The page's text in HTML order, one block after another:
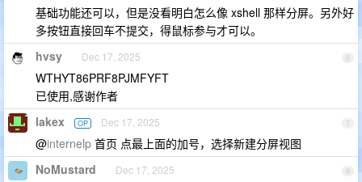
基础功能还可以，但是没看明白怎么像 xshell 那样分屏。另外好
多按钮直接回车不提交，得鼠标参与才可以。
6
hvsy Dec 17, 2025
WTHYT86PRF8PJMFYFT
已使用,感谢作者
7
lakex OP Dec 17, 2025
@internelp 首页 点最上面的加号，选择新建分屏视图
8
NoMustard Dec 17, 2025